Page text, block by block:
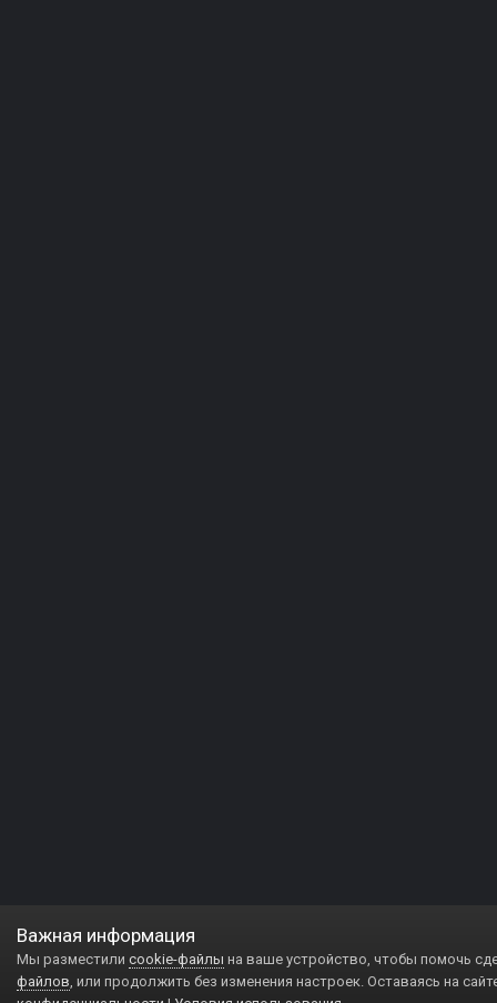
Важная информация
Мы разместили cookie-файлы на ваше устройство, чтобы помочь
файлов, или продолжить без изменения настроек. Оставаясь на